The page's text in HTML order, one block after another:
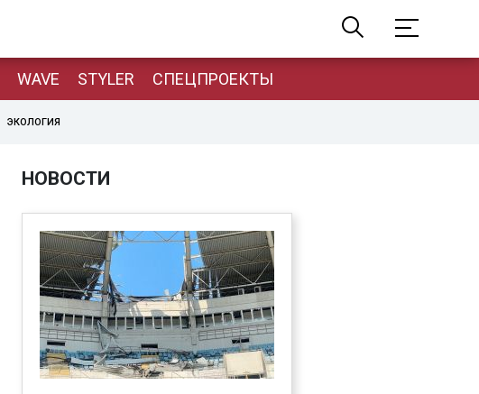
WAVE STYLER СПЕЦПРОЕКТЫ
ЭКОЛОГИЯ
НОВОСТИ